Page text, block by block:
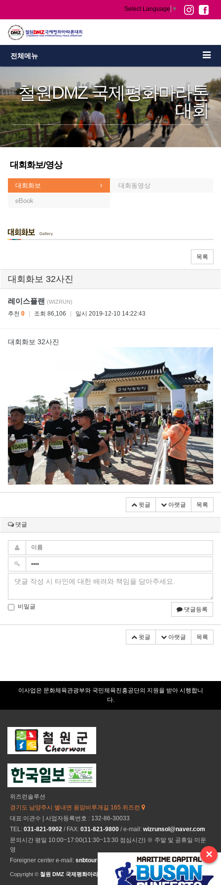
Select Language ▼
전체메뉴
철원DMZ 국제평화마라톤
대회
대회화보/영상
대회화보 대회동영상
eBook
목록
대회화보 32사진
레이스플랜 (WIZRUN)
추천 0 조회 86,106 일시 2019-12-10 14:22:43
대회화보 32사진
윗글 아랫글 목록
댓글
비밀글 댓글등록
윗글 아랫글 목록
이사업은 문화체육관광부와 국민체육진흥공단의 지원을 받아 시행합니
다.
위즈런솔루션
경기도 남양주시 별내면 용암비루개길 165 위즈런
대표:이관수 | 사업자등록번호 : 132-86-30033
TEL: 031-821-9902 / FAX: 031-821-9800 / e-mail: wizrunsol@naver.com
문의시간 평일 10:00~17:00(11:30~13:30 점심시간) ※ 주말 및 공휴일 미운
영
Foreigner center e-mail: snbtour@naver.com
Copyright © 철원 DMZ 국제평화마라톤 All Rights Reseved.
×